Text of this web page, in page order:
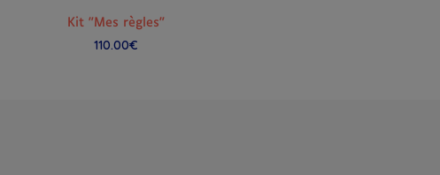
AJOUTER AU PANIER
Kit "Mes règles"
110.00€